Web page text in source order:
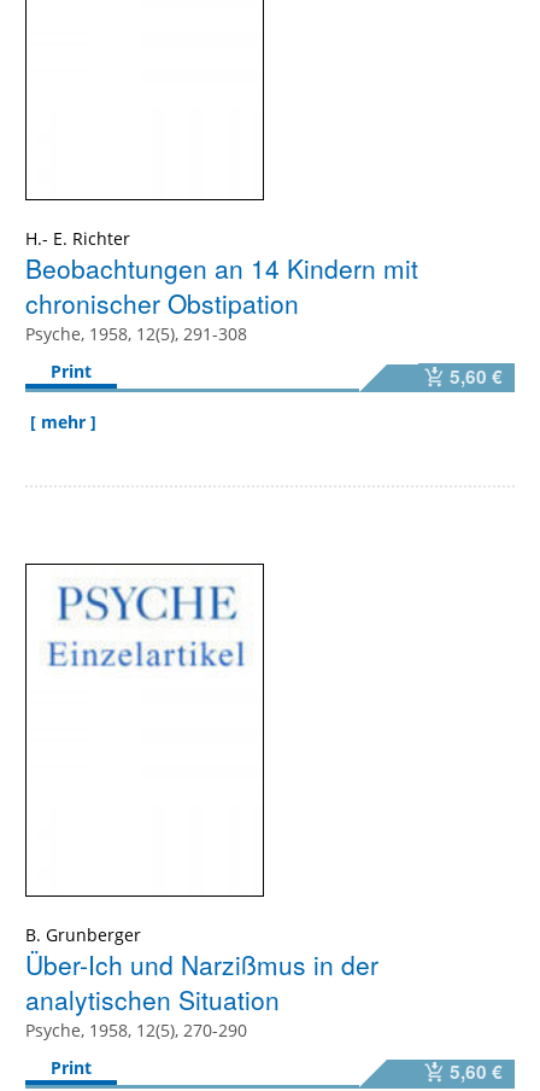
H.- E. Richter
Beobachtungen an 14 Kindern mit
chronischer Obstipation
Psyche, 1958, 12(5), 291-308
Print
5,60 €
[ mehr ]
B. Grunberger
Über-Ich und Narzißmus in der
analytischen Situation
Psyche, 1958, 12(5), 270-290
Print
5,60 €